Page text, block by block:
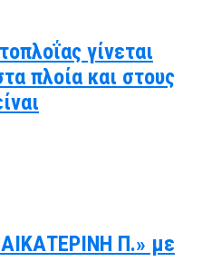
γίνεται
πλοία και στους
Π.» με